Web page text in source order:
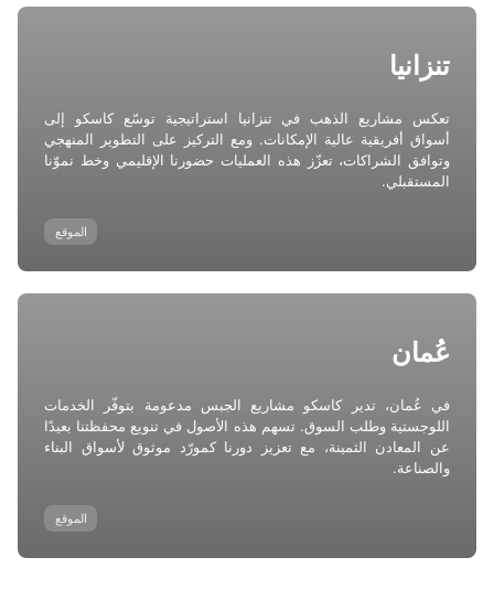
تنزانيا
تعكس مشاريع الذهب في تنزانيا استراتيجية توسّع كاسكو إلى
أسواق أفريقية عالية الإمكانات. ومع التركيز على التطوير المنهجي
وتوافق الشراكات، تعزّز هذه العمليات حضورنا الإقليمي وخط نموّنا
المستقبلي.
الموقع
عُمان
في عُمان، تدير كاسكو مشاريع الجبس مدعومة بتوفّر الخدمات
اللوجستية وطلب السوق. تسهم هذه الأصول في تنويع محفظتنا بعيدًا
عن المعادن الثمينة، مع تعزيز دورنا كمورّد موثوق لأسواق البناء
والصناعة.
الموقع